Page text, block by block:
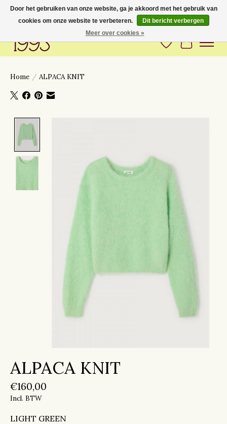
Love to have you around
Verlanglijst
Home / ALPACA KNIT
ALPACA KNIT
€160,00
Incl. BTW
LIGHT GREEN
Door het gebruiken van onze website, ga je akkoord met het gebruik van
cookies om onze website te verbeteren.
Dit bericht verbergen
Meer over cookies »